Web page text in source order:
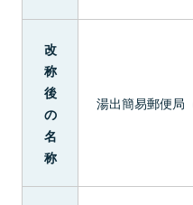
改
称
後
の
名
称
湯出簡易郵便局